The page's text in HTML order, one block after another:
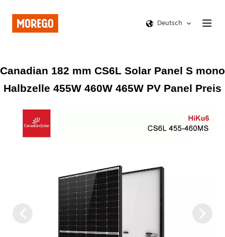
Deutsch
Canadian 182 mm CS6L Solar Panel S mono
Halbzelle 455W 460W 465W PV Panel Preis